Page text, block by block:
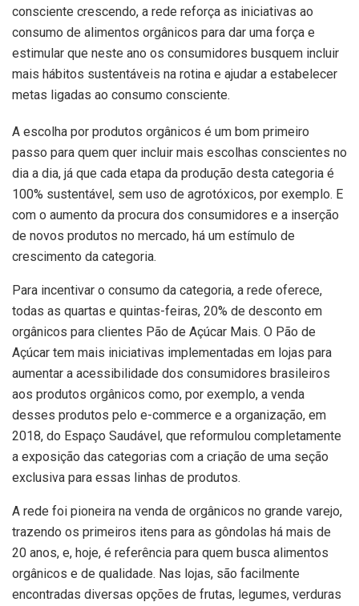
consciente crescendo, a rede reforça as iniciativas ao
consumo de alimentos orgânicos para dar uma força e
estimular que neste ano os consumidores busquem incluir
mais hábitos sustentáveis na rotina e ajudar a estabelecer
metas ligadas ao consumo consciente.
A escolha por produtos orgânicos é um bom primeiro
passo para quem quer incluir mais escolhas conscientes no
dia a dia, já que cada etapa da produção desta categoria é
100% sustentável, sem uso de agrotóxicos, por exemplo. E
com o aumento da procura dos consumidores e a inserção
de novos produtos no mercado, há um estímulo de
crescimento da categoria.
Para incentivar o consumo da categoria, a rede oferece,
todas as quartas e quintas-feiras, 20% de desconto em
orgânicos para clientes Pão de Açúcar Mais. O Pão de
Açúcar tem mais iniciativas implementadas em lojas para
aumentar a acessibilidade dos consumidores brasileiros
aos produtos orgânicos como, por exemplo, a venda
desses produtos pelo e-commerce e a organização, em
2018, do Espaço Saudável, que reformulou completamente
a exposição das categorias com a criação de uma seção
exclusiva para essas linhas de produtos.
A rede foi pioneira na venda de orgânicos no grande varejo,
trazendo os primeiros itens para as gôndolas há mais de
20 anos, e, hoje, é referência para quem busca alimentos
orgânicos e de qualidade. Nas lojas, são facilmente
encontradas diversas opções de frutas, legumes, verduras